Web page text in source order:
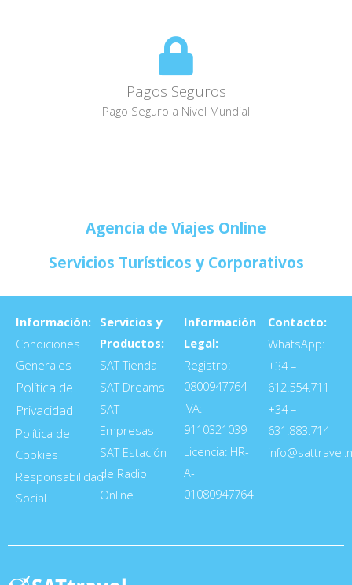
Pagos Seguros
Pago Seguro a Nivel Mundial
Agencia de Viajes Online
Servicios Turísticos y Corporativos
Información:
Condiciones
Generales
Política de
Privacidad
Política de
Cookies
Responsabilidad
Social
Servicios y
Productos:
SAT Tienda
SAT Dreams
SAT
Empresas
SAT Estación
de Radio
Online
Información
Legal:
Registro:
0800947764
IVA:
9110321039
Licencia: HR-
A-
01080947764
Contacto:
WhatsApp:
+34 –
612.554.711
+34 –
631.883.714